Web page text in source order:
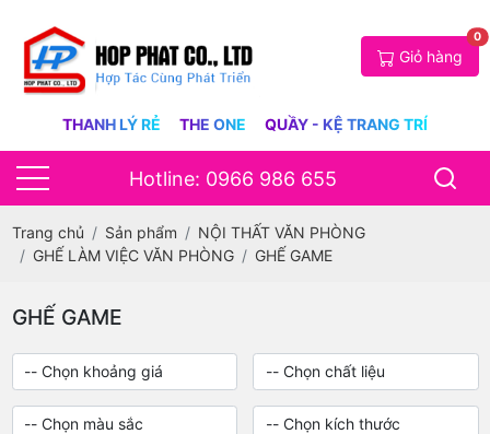
Giỏ hàng
0
THANH LÝ RẺ THE ONE QUẦY - KỆ TRANG TRÍ
Hotline: 0966 986 655
Trang chủ Sản phẩm
NỘI THẤT VĂN PHÒNG
GHẾ LÀM VIỆC VĂN PHÒNG
GHẾ GAME
GHẾ GAME